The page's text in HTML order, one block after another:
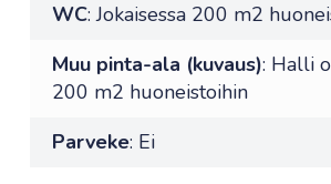
WC: Jokaisessa 200 m2
Muu pinta-ala (kuvaus): Halli
200 m2 huoneistoihin
Parveke: Ei